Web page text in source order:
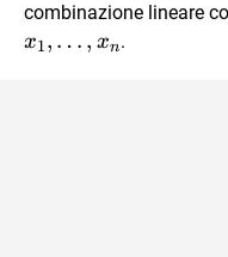
combinazione lineare
x1, … , xn.